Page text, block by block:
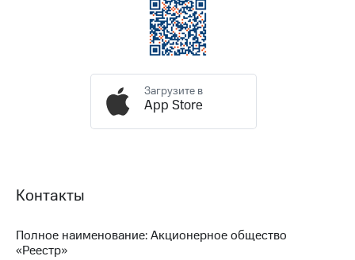
Еврооблигации-2023
погашении
именных
облигаций
Другое
Контакты
этика
На главную
Загрузите в
App Store
Контакты
Полное наименование: Акционерное общество
«Реестр»